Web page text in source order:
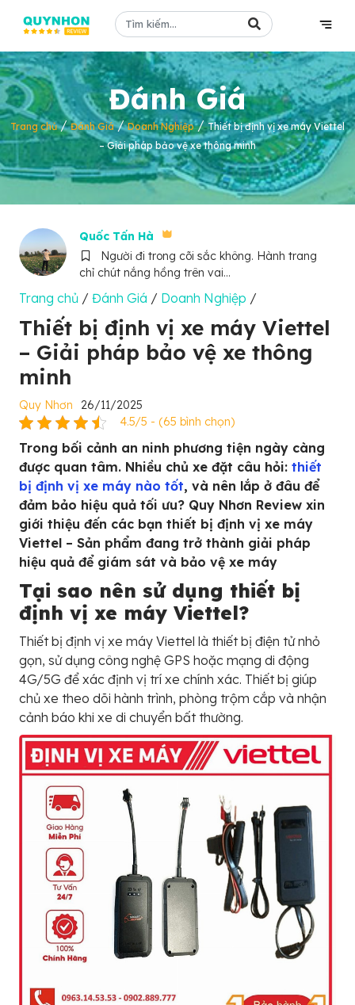
Đánh Giá
Trang chủ/Đánh Giá/Doanh Nghiệp/Thiết bị định vị xe máy Viettel
– Giải pháp bảo vệ xe thông minh
Quốc Tấn Hà
Người đi trong cõi sắc không. Hành trang
chỉ chút nắng hồng trên vai...
Trang chủ / Đánh Giá / Doanh Nghiệp /
Thiết bị định vị xe máy Viettel
– Giải pháp bảo vệ xe thông
minh
Quy Nhơn
26/11/2025
4.5/5 - (65 bình chọn)
Trong bối cảnh an ninh phương tiện ngày càng
được quan tâm. Nhiều chủ xe đặt câu hỏi: thiết
bị định vị xe máy nào tốt, và nên lắp ở đâu để
đảm bảo hiệu quả tối ưu? Quy Nhơn Review xin
giới thiệu đến các bạn thiết bị định vị xe máy
Viettel – Sản phẩm đang trở thành giải pháp
hiệu quả để giám sát và bảo vệ xe máy
Tại sao nên sử dụng thiết bị
định vị xe máy Viettel?
Thiết bị định vị xe máy Viettel là thiết bị điện tử nhỏ
gọn, sử dụng công nghệ GPS hoặc mạng di động
4G/5G để xác định vị trí xe chính xác. Thiết bị giúp
chủ xe theo dõi hành trình, phòng trộm cắp và nhận
cảnh báo khi xe di chuyển bất thường.